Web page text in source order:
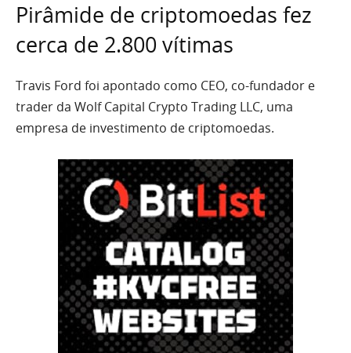
Pirâmide de criptomoedas fez
cerca de 2.800 vítimas
Travis Ford foi apontado como CEO, co-fundador e
trader da Wolf Capital Crypto Trading LLC, uma
empresa de investimento de criptomoedas.